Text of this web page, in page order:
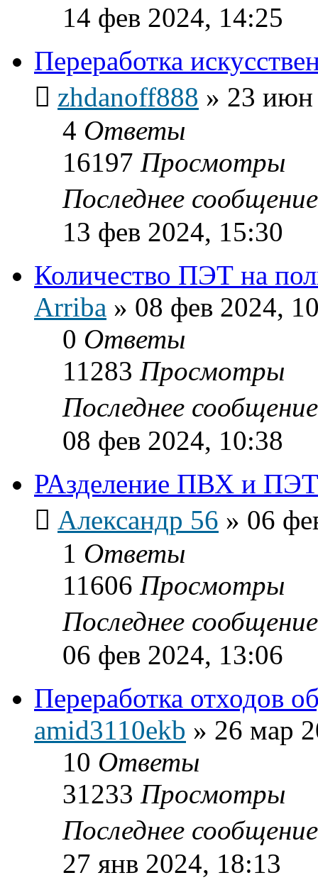
14 фев 2024, 14:25
Переработка
zhdanoff888 » 23 июн
4 Ответы
16197 Просмотры
Последнее
13 фев 2024, 15:30
Количество ПЭТ на
Arriba » 08 фев 2024,
0 Ответы
11283 Просмотры
Последнее
08 фев 2024, 10:38
РАзделение ПВХ и ПЭТ
Александр 56 » 06
1 Ответы
11606 Просмотры
Последнее
06 фев 2024, 13:06
Переработка отходов
amid3110ekb » 26 мар
10 Ответы
31233 Просмотры
Последнее
27 янв 2024, 18:13